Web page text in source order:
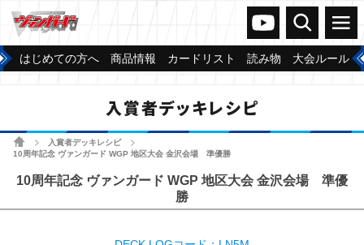
ヴァンガードch
検索 メニュー
はじめての方へ 商品情報 カードリスト 読み物 大会ルール
入賞者デッキレシピ
ホーム 入賞者デッキレシピ
10周年記念 ヴァンガード WGP 地区大会 金沢会場 準優勝
10周年記念 ヴァンガード WGP 地区大会 金沢会場 準優
勝